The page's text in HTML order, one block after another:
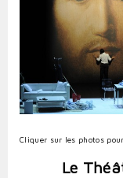
Cliquer sur les photos
Le